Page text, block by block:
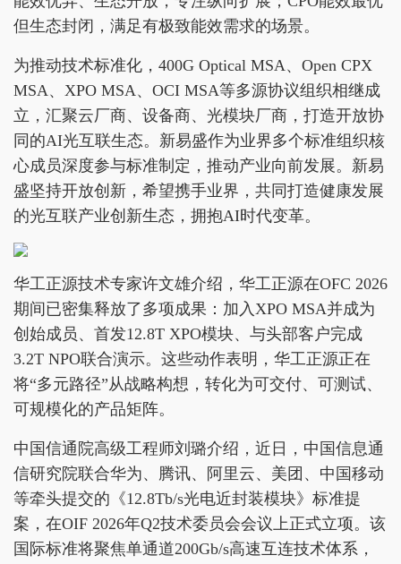
但生态封闭，满足有极致能效需求的场景。
为推动技术标准化，400G Optical MSA、Open CPX
MSA、XPO MSA、OCI MSA等多源协议组织相继成
立，汇聚云厂商、设备商、光模块厂商，打造开放协
同的AI光互联生态。新易盛作为业界多个标准组织核
心成员深度参与标准制定，推动产业向前发展。新易
盛坚持开放创新，希望携手业界，共同打造健康发展
的光互联产业创新生态，拥抱AI时代变革。
华工正源技术专家许文雄介绍，华工正源在OFC 2026
期间已密集释放了多项成果：加入XPO MSA并成为
创始成员、首发12.8T XPO模块、与头部客户完成
3.2T NPO联合演示。这些动作表明，华工正源正在
将“多元路径”从战略构想，转化为可交付、可测试、
可规模化的产品矩阵。
中国信通院高级工程师刘璐介绍，近日，中国信息通
信研究院联合华为、腾讯、阿里云、美团、中国移动
等牵头提交的《12.8Tb/s光电近封装模块》标准提
案，在OIF 2026年Q2技术委员会会议上正式立项。该
国际标准将聚焦单通道200Gb/s高速互连技术体系，